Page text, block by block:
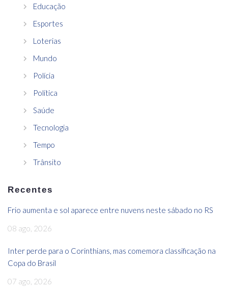
Educação
Esportes
Loterias
Mundo
Polícia
Política
Saúde
Tecnologia
Tempo
Trânsito
Recentes
Frio aumenta e sol aparece entre nuvens neste sábado no RS
08 ago, 2026
Inter perde para o Corinthians, mas comemora classificação na
Copa do Brasil
07 ago, 2026